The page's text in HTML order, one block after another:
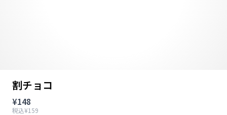
割チョコ
¥148
税込¥159